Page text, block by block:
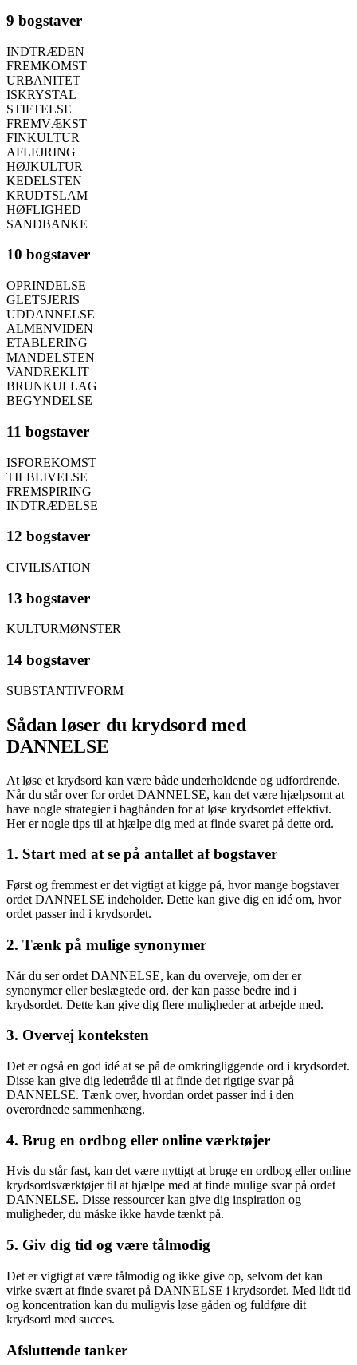
9 bogstaver
INDTRÆDEN
FREMKOMST
URBANITET
ISKRYSTAL
STIFTELSE
FREMVÆKST
FINKULTUR
AFLEJRING
HØJKULTUR
KEDELSTEN
KRUDTSLAM
HØFLIGHED
SANDBANKE
10 bogstaver
OPRINDELSE
GLETSJERIS
UDDANNELSE
ALMENVIDEN
ETABLERING
MANDELSTEN
VANDREKLIT
BRUNKULLAG
BEGYNDELSE
11 bogstaver
ISFOREKOMST
TILBLIVELSE
FREMSPIRING
INDTRÆDELSE
12 bogstaver
CIVILISATION
13 bogstaver
KULTURMØNSTER
14 bogstaver
SUBSTANTIVFORM
Sådan løser du krydsord med
DANNELSE
At løse et krydsord kan være både underholdende og udfordrende.
Når du står over for ordet DANNELSE, kan det være hjælpsomt at
have nogle strategier i baghånden for at løse krydsordet effektivt.
Her er nogle tips til at hjælpe dig med at finde svaret på dette ord.
1. Start med at se på antallet af bogstaver
Først og fremmest er det vigtigt at kigge på, hvor mange bogstaver
ordet DANNELSE indeholder. Dette kan give dig en idé om, hvor
ordet passer ind i krydsordet.
2. Tænk på mulige synonymer
Når du ser ordet DANNELSE, kan du overveje, om der er
synonymer eller beslægtede ord, der kan passe bedre ind i
krydsordet. Dette kan give dig flere muligheder at arbejde med.
3. Overvej konteksten
Det er også en god idé at se på de omkringliggende ord i krydsordet.
Disse kan give dig ledetråde til at finde det rigtige svar på
DANNELSE. Tænk over, hvordan ordet passer ind i den
overordnede sammenhæng.
4. Brug en ordbog eller online værktøjer
Hvis du står fast, kan det være nyttigt at bruge en ordbog eller online
krydsordsværktøjer til at hjælpe med at finde mulige svar på ordet
DANNELSE. Disse ressourcer kan give dig inspiration og
muligheder, du måske ikke havde tænkt på.
5. Giv dig tid og være tålmodig
Det er vigtigt at være tålmodig og ikke give op, selvom det kan
virke svært at finde svaret på DANNELSE i krydsordet. Med lidt tid
og koncentration kan du muligvis løse gåden og fuldføre dit
krydsord med succes.
Afsluttende tanker